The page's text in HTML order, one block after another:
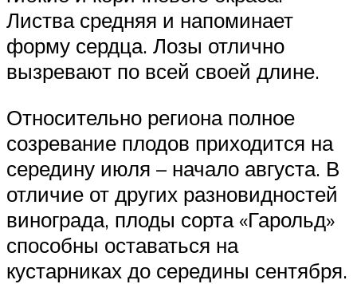
Листва средняя и напоминает
форму сердца. Лозы отлично
вызревают по всей своей длине.
Относительно региона полное
созревание плодов приходится на
середину июля – начало августа. В
отличие от других разновидностей
винограда, плоды сорта «Гарольд»
способны оставаться на
кустарниках до середины сентября.